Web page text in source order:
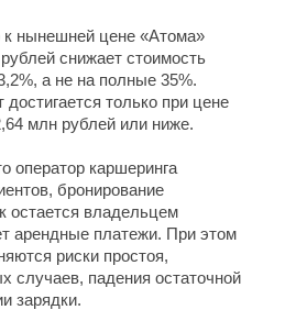
нынешней цене «Атома»
снижает стоимость
а не на полные 35%.
только при цене
млн рублей или ниже.
оператор каршеринга
бронирование
остается владельцем
арендные платежи. При этом
риски простоя,
случаев, падения остаточной
зарядки.